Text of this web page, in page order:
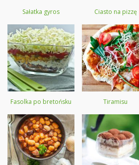
Sałatka gyros Ciasto na pizzę
Fasolka po bretońsku Tiramisu